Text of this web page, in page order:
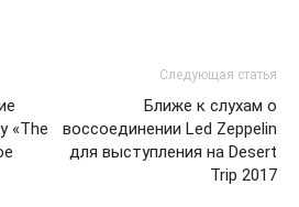
«The
Следующая статья
Ближе к слухам о
воссоединении Led Zeppelin
для выступления на Desert
Trip 2017